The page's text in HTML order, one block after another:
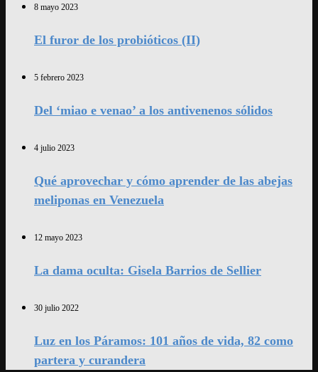
8 mayo 2023
El furor de los probióticos (II)
5 febrero 2023
Del ‘miao e venao’ a los antivenenos sólidos
4 julio 2023
Qué aprovechar y cómo aprender de las abejas
meliponas en Venezuela
12 mayo 2023
La dama oculta: Gisela Barrios de Sellier
30 julio 2022
Luz en los Páramos: 101 años de vida, 82 como
partera y curandera